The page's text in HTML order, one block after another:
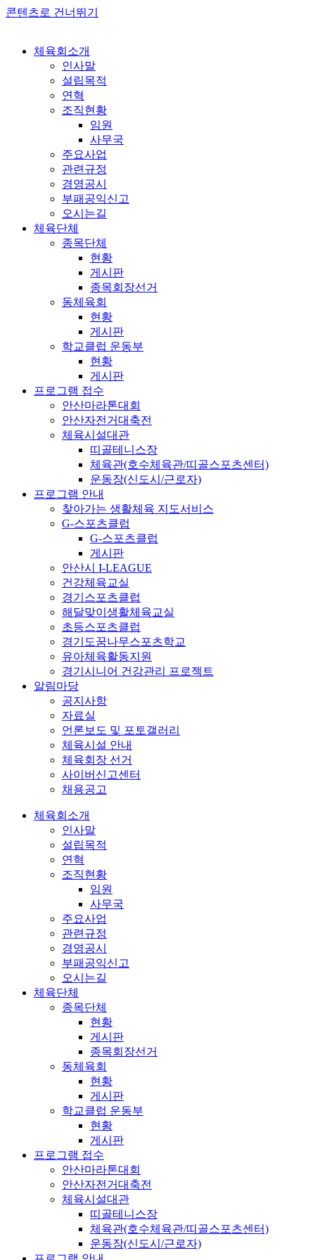
콘텐츠로 건너뛰기
체육회소개
인사말
설립목적
연혁
조직현황
임원
사무국
주요사업
관련규정
경영공시
부패공익신고
오시는길
체육단체
종목단체
현황
게시판
종목회장선거
동체육회
현황
게시판
학교클럽 운동부
현황
게시판
프로그램 접수
안산마라톤대회
안산자전거대축전
체육시설대관
띠골테니스장
체육관(호수체육관/띠골스포츠센터)
운동장(신도시/근로자)
프로그램 안내
찾아가는 생활체육 지도서비스
G-스포츠클럽
G-스포츠클럽
게시판
안산시 I-LEAGUE
건강체육교실
경기스포츠클럽
해달맞이생활체육교실
초등스포츠클럽
경기도꿈나무스포츠학교
유아체육활동지원
경기시니어 건강관리 프로젝트
알림마당
공지사항
자료실
언론보도 및 포토갤러리
체육시설 안내
체육회장 선거
사이버신고센터
채용공고
체육회소개
인사말
설립목적
연혁
조직현황
임원
사무국
주요사업
관련규정
경영공시
부패공익신고
오시는길
체육단체
종목단체
현황
게시판
종목회장선거
동체육회
현황
게시판
학교클럽 운동부
현황
게시판
프로그램 접수
안산마라톤대회
안산자전거대축전
체육시설대관
띠골테니스장
체육관(호수체육관/띠골스포츠센터)
운동장(신도시/근로자)